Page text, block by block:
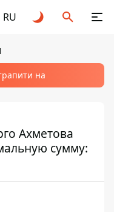
RU
на
Ахметова
сумму: